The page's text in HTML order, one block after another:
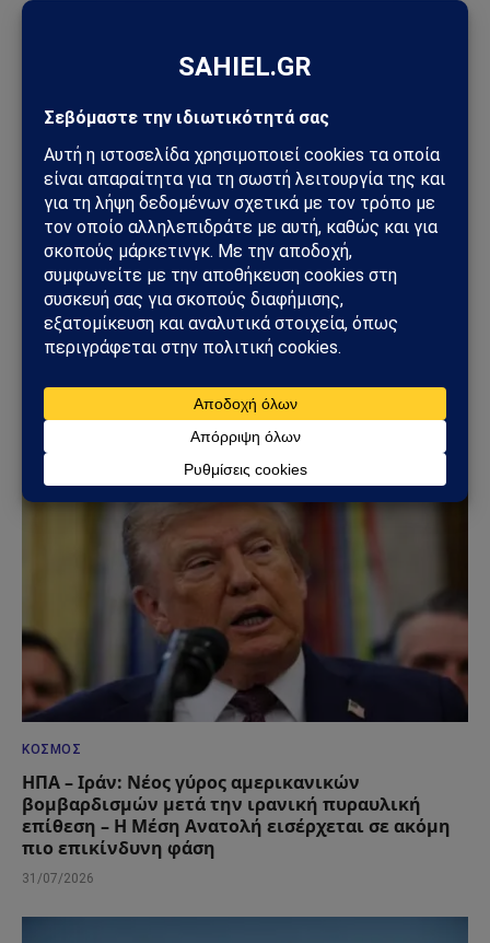
Facebook Twitter
Sahiel Newsroom
Facebook PinterestInstagramTumblr
Το Sahiel.gr είναι ανεξάρτητη ψηφιακή πύλη ενημέρωσης
και ανάλυσης με έμφαση στη γεωπολιτική, τη διεθνή
ασφάλεια, τα εθνικά ζητήματα και τις διεθνείς εξελίξεις
που επηρεάζουν την Ελλάδα και τον ευρύτερο ελληνισμό.
ΔΕΙΤΕ ΕΠΙΣΗΣ →
ΚΌΣΜΟΣ
ΗΠΑ – Ιράν: Νέος γύρος αμερικανικών
βομβαρδισμών μετά την ιρανική πυραυλική
επίθεση – Η Μέση Ανατολή εισέρχεται σε ακόμη
πιο επικίνδυνη φάση
31/07/2026